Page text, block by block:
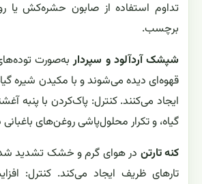
تداوم استفاده از صابون حشره‌کش یا
برچسب.
شپشک آردآلود و سپرداربه‌صورت
قهوه‌ای دیده می‌شوند و با مکیدن شیره
ایجاد می‌کنند. کنترل: پاک‌کردن با پنبه
گیاه، و تکرار محلول‌پاشی روغن‌های باغبانی در
کنه تارتن در هوای گرم و خشک تشدید
تارهای ظریف ایجاد می‌کند. کنترل: